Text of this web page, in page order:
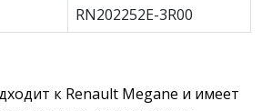
RN202252E-3R00
к Renault Megane и имеет